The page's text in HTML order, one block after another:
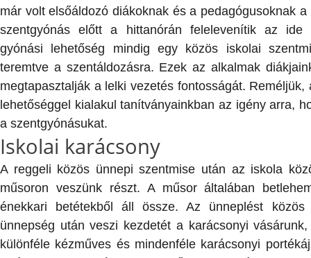
már volt elsőáldozó diákoknak és a pedagógusoknak
szentgyónás előtt a hittanórán felelevenítik az ide
gyónási lehetőség mindig egy közös iskolai
teremtve a szentáldozásra. Ezek az alkalmak
megtapasztalják a lelki vezetés fontosságát.
lehetőséggel kialakul tanítványainkban az igény arra,
a szentgyónásukat.
Iskolai karácsony
A reggeli közös ünnepi szentmise után az iskola
műsoron veszünk részt. A műsor általában
énekkari betétekből áll össze. Az ünneplést
ünnepség után veszi kezdetét a karácsonyi
különféle kézműves és mindenféle karácsonyi